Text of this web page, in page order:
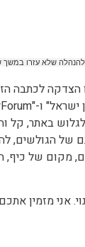
שלא עזרו במשך
לכתבה
באתר, קל
של הגולשים,
מקום של
אני מזמין